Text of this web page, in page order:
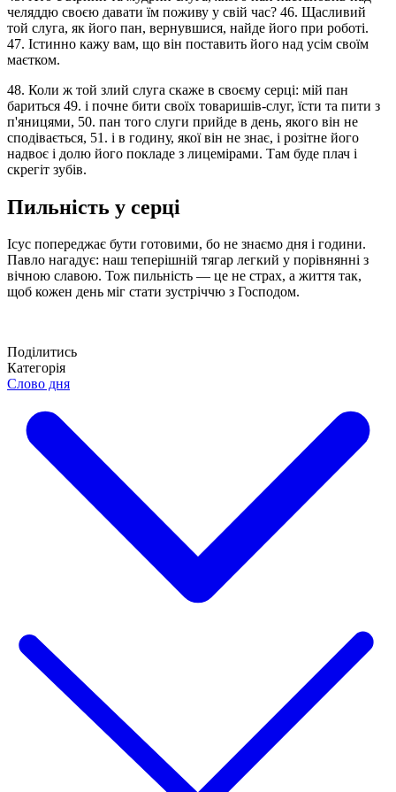
челяддю своєю давати їм поживу у свій час? 46. Щасливий
той слуга, як його пан, вернувшися, найде його при роботі.
47. Істинно кажу вам, що він поставить його над усім своїм
маєтком.
48. Коли ж той злий слуга скаже в своєму серці: мій пан
бариться 49. і почне бити своїх товаришів-слуг, їсти та пити з
п'яницями, 50. пан того слуги прийде в день, якого він не
сподівається, 51. і в годину, якої він не знає, і розітне його
надвоє і долю його покладе з лицемірами. Там буде плач і
скрегіт зубів.
Пильність у серці
Ісус попереджає бути готовими, бо не знаємо дня і години.
Павло нагадує: наш теперішній тягар легкий у порівнянні з
вічною славою. Тож пильність — це не страх, а життя так,
щоб кожен день міг стати зустріччю з Господом.
Поділитись
Категорія
Слово дня